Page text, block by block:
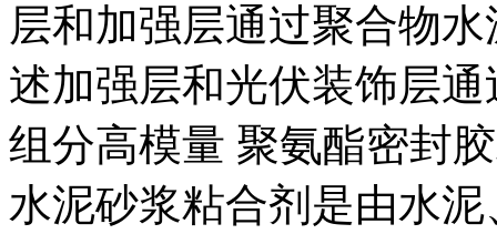
层和加强层通过聚合物
述加强层和光伏装饰层
组分高模量 聚氨酯密封
水泥砂浆粘合剂是由水